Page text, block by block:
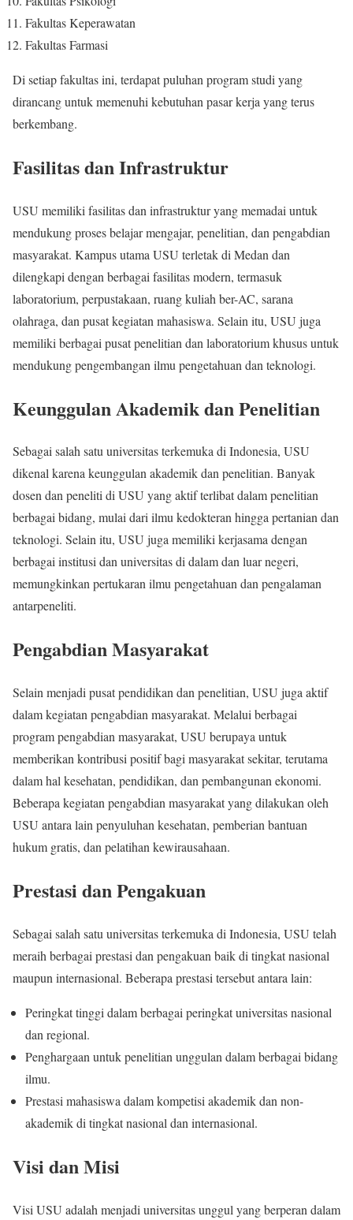
Fakultas Keperawatan
Fakultas Farmasi
Di setiap fakultas ini, terdapat puluhan program studi yang
dirancang untuk memenuhi kebutuhan pasar kerja yang terus
berkembang.
Fasilitas dan Infrastruktur
USU memiliki fasilitas dan infrastruktur yang memadai untuk
mendukung proses belajar mengajar, penelitian, dan pengabdian
masyarakat. Kampus utama USU terletak di Medan dan
dilengkapi dengan berbagai fasilitas modern, termasuk
laboratorium, perpustakaan, ruang kuliah ber-AC, sarana
olahraga, dan pusat kegiatan mahasiswa. Selain itu, USU juga
memiliki berbagai pusat penelitian dan laboratorium khusus untuk
mendukung pengembangan ilmu pengetahuan dan teknologi.
Keunggulan Akademik dan Penelitian
Sebagai salah satu universitas terkemuka di Indonesia, USU
dikenal karena keunggulan akademik dan penelitian. Banyak
dosen dan peneliti di USU yang aktif terlibat dalam penelitian
berbagai bidang, mulai dari ilmu kedokteran hingga pertanian dan
teknologi. Selain itu, USU juga memiliki kerjasama dengan
berbagai institusi dan universitas di dalam dan luar negeri,
memungkinkan pertukaran ilmu pengetahuan dan pengalaman
antarpeneliti.
Pengabdian Masyarakat
Selain menjadi pusat pendidikan dan penelitian, USU juga aktif
dalam kegiatan pengabdian masyarakat. Melalui berbagai
program pengabdian masyarakat, USU berupaya untuk
memberikan kontribusi positif bagi masyarakat sekitar, terutama
dalam hal kesehatan, pendidikan, dan pembangunan ekonomi.
Beberapa kegiatan pengabdian masyarakat yang dilakukan oleh
USU antara lain penyuluhan kesehatan, pemberian bantuan
hukum gratis, dan pelatihan kewirausahaan.
Prestasi dan Pengakuan
Sebagai salah satu universitas terkemuka di Indonesia, USU telah
meraih berbagai prestasi dan pengakuan baik di tingkat nasional
maupun internasional. Beberapa prestasi tersebut antara lain:
Peringkat tinggi dalam berbagai peringkat universitas nasional
dan regional.
Penghargaan untuk penelitian unggulan dalam berbagai bidang
ilmu.
Prestasi mahasiswa dalam kompetisi akademik dan non-
akademik di tingkat nasional dan internasional.
Visi dan Misi
Visi USU adalah menjadi universitas unggul yang berperan dalam